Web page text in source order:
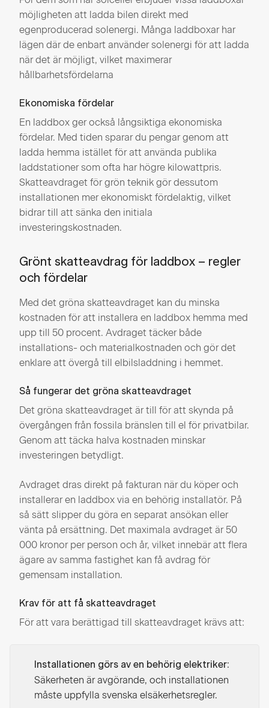
möjligheten att ladda bilen direkt med
egenproducerad solenergi. Många laddboxar har
lägen där de enbart använder solenergi för att ladda
när det är möjligt, vilket maximerar
hållbarhetsfördelarna
Ekonomiska fördelar
En laddbox ger också långsiktiga ekonomiska
fördelar. Med tiden sparar du pengar genom att
ladda hemma istället för att använda publika
laddstationer som ofta har högre kilowattpris.
Skatteavdraget för grön teknik gör dessutom
installationen mer ekonomiskt fördelaktig, vilket
bidrar till att sänka den initiala
investeringskostnaden.
Grönt skatteavdrag för laddbox – regler
och fördelar
Med det gröna skatteavdraget kan du minska
kostnaden för att installera en laddbox hemma med
upp till 50 procent. Avdraget täcker både
installations- och materialkostnaden och gör det
enklare att övergå till elbilsladdning i hemmet.
Så fungerar det gröna skatteavdraget
Det gröna skatteavdraget är till för att skynda på
övergången från fossila bränslen till el för privatbilar.
Genom att täcka halva kostnaden minskar
investeringen betydligt.
Avdraget dras direkt på fakturan när du köper och
installerar en laddbox via en behörig installatör. På
så sätt slipper du göra en separat ansökan eller
vänta på ersättning. Det maximala avdraget är 50
000 kronor per person och år, vilket innebär att flera
ägare av samma fastighet kan få avdrag för
gemensam installation.
Krav för att få skatteavdraget
För att vara berättigad till skatteavdraget krävs att:
Installationen görs av en behörig elektriker:
Säkerheten är avgörande, och installationen
måste uppfylla svenska elsäkerhetsregler.